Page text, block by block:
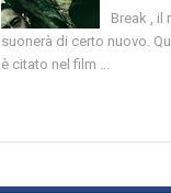
Break , il
suonerà di certo nuovo.
è citato nel film ...